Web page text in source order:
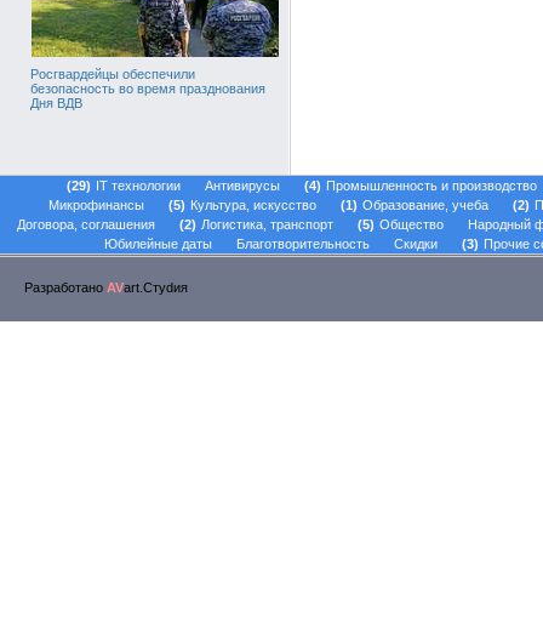
Росгвардейцы обеспечили
безопасность во время празднования
Дня ВДВ
29 IT технологии Антивирусы 4
Промышленность и производство
Микрофинансы
5 Культура, искусство 1 Образование, учеба 2
Договора, соглашения
2 Логистика, транспорт 5 Общество
Народный
Юбилейные даты
Благотворительность Скидки 3 Прочие
Разработано AVart.Стуdия